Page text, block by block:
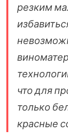
резким
что для
только
красные